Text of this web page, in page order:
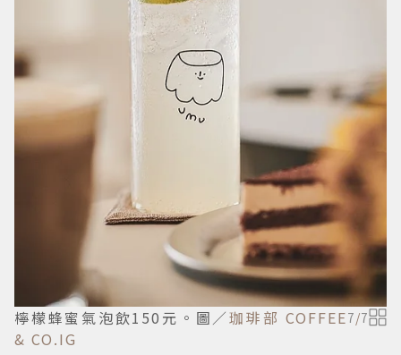
檸檬蜂蜜氣泡飲150元。圖／珈琲部 COFFEE
& CO.IG
7/7